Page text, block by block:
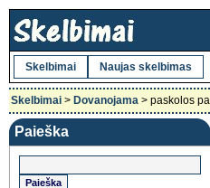
Skelbimai Naujas skelbimas
Skelbimai > Dovanojama > paskolos
Paieška